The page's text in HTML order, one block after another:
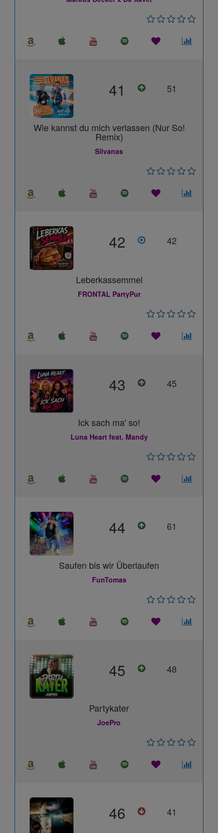
41 51
Wie kannst du mich verlassen (Nur So!
Remix)
Silvanas
42 42
Leberkassemmel
FRONTAL PartyPur
43 45
Ick sach ma' so!
Luna Heart feat. Mandy
44 61
Saufen bis wir Überlaufen
FunTomas
45 48
Partykater
JoePro
46 41